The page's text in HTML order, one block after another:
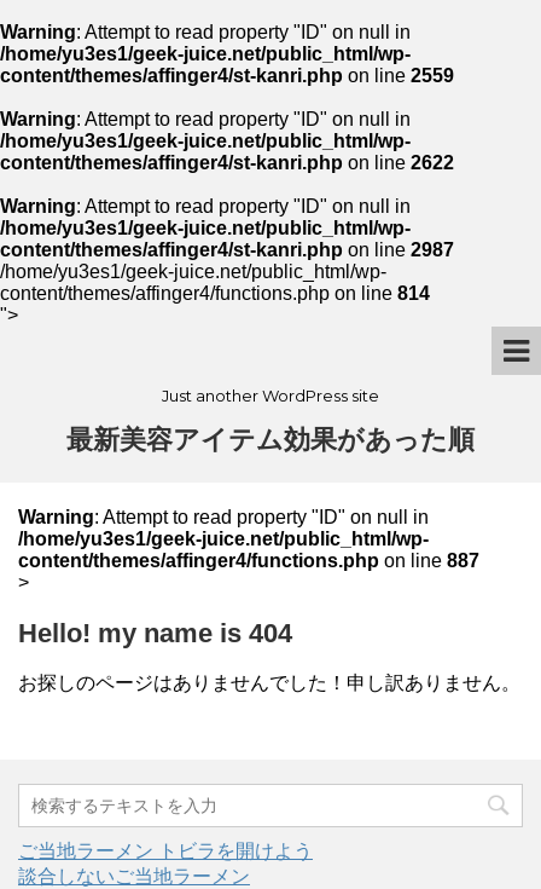
Warning: Attempt to read property "ID" on null in
/home/yu3es1/geek-juice.net/public_html/wp-
content/themes/affinger4/st-kanri.php on line 2559
Warning: Attempt to read property "ID" on null in
/home/yu3es1/geek-juice.net/public_html/wp-
content/themes/affinger4/st-kanri.php on line 2622
Warning: Attempt to read property "ID" on null in
/home/yu3es1/geek-juice.net/public_html/wp-
content/themes/affinger4/st-kanri.php on line 2987
/home/yu3es1/geek-juice.net/public_html/wp-
content/themes/affinger4/functions.php on line 814
">
Just another WordPress site
最新美容アイテム効果があった順
Warning: Attempt to read property "ID" on null in
/home/yu3es1/geek-juice.net/public_html/wp-
content/themes/affinger4/functions.php on line 887
>
Hello! my name is 404
お探しのページはありませんでした！申し訳ありません。
ご当地ラーメン トビラを開けよう
談合しないご当地ラーメン